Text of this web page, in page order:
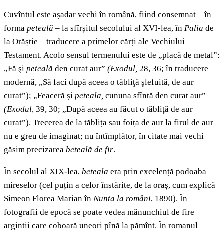
Cuvîntul este așadar vechi în română, fiind consemnat – în
forma peteală – la sfîrșitul secolului al XVI-lea, în Palia de
la Orăștie – traducere a primelor cărți ale Vechiului
Testament. Acolo sensul termenului este de „placă de metal”:
„Fă şi peteală den curat aur” (Exodul, 28, 36; în traducere
modernă, „Să faci după aceea o tăbliţă şlefuită, de aur
curat”); „Feaceră şi peteala, cununa sfîntă den curat aur”
(Exodul, 39, 30; „După aceea au făcut o tăbliţă de aur
curat”). Trecerea de la tăblița sau foița de aur la firul de aur
nu e greu de imaginat; nu întîmplător, în citate mai vechi
găsim precizarea beteală de fir.
În secolul al XIX-lea, beteala era prin excelență podoaba
mireselor (cel puțin a celor înstărite, de la oraș, cum explică
Simeon Florea Marian în Nunta la români, 1890). În
fotografii de epocă se poate vedea mănunchiul de fire
argintii care coboară uneori pînă la pămînt. În romanul